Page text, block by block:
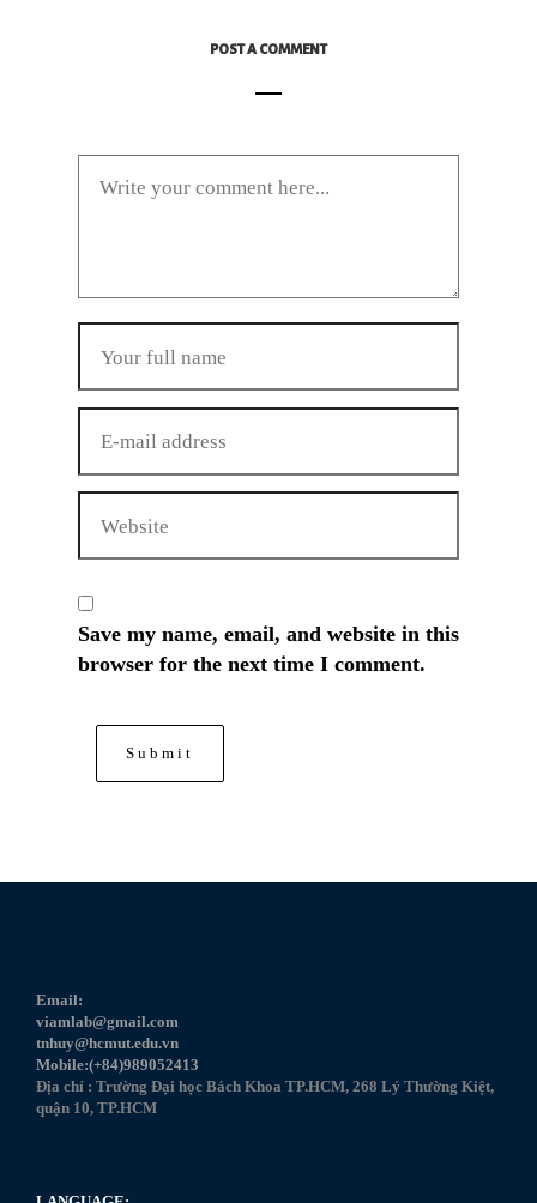
POST A COMMENT
Save my name, email, and website in this
browser for the next time I comment.
Email:
viamlab@gmail.com
tnhuy@hcmut.edu.vn
Mobile:(+84)989052413
Địa chỉ : Trường Đại học Bách Khoa TP.HCM, 268 Lý Thường Kiệt,
quận 10, TP.HCM